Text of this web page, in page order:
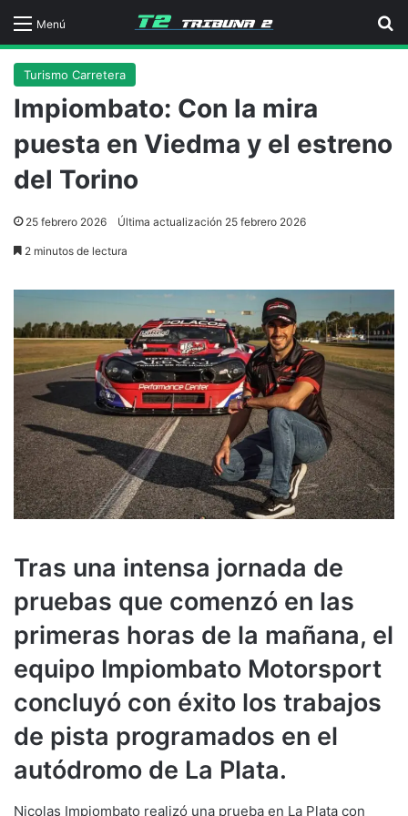
Menú
Turismo Carretera
Impiombato: Con la mira
puesta en Viedma y el estreno
del Torino
25 febrero 2026 Última actualización 25 febrero 2026
2 minutos de lectura
Tras una intensa jornada de
pruebas que comenzó en las
primeras horas de la mañana, el
equipo Impiombato Motorsport
concluyó con éxito los trabajos
de pista programados en el
autódromo de La Plata.
Nicolas Impiombato realizó una prueba en La Plata con